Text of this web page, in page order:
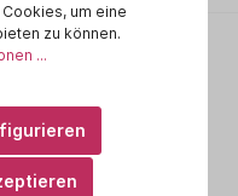
um eine
zu können.
...